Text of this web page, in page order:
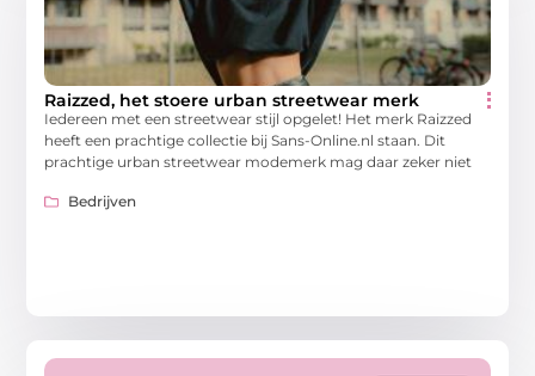
Raizzed, het stoere urban streetwear merk
Iedereen met een streetwear stijl opgelet! Het merk Raizzed
heeft een prachtige collectie bij Sans-Online.nl staan. Dit
prachtige urban streetwear modemerk mag daar zeker niet
Bedrijven